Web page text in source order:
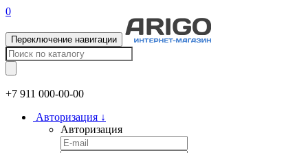
0
Переключение навигации
+7 911 000-00-00
Авторизация ↓
Авторизация